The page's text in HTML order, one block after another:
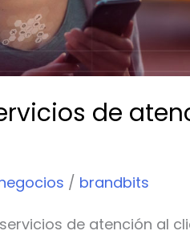
de
/ brandbits
de atención al